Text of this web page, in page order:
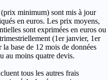
minimum) sont mis à jour
en euros. Les prix moyens,
sont exprimées en euros ou
(1er janvier, 1er
base de 12 mois de données
au moins quatre devis.
tous les autres frais